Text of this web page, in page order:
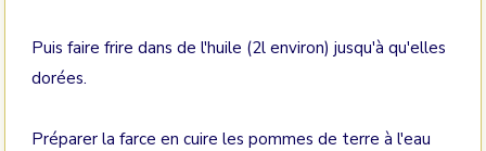
Puis faire frire dans de l'huile (2l environ) jusqu'à qu'elles
dorées.
Préparer la farce en cuire les pommes de terre à l'eau